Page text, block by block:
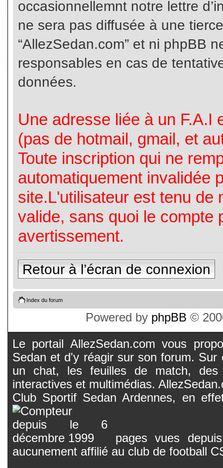
occasionnellemnt notre lettre
ne sera pas diffusée à une
“AllezSedan.com” et ni phpBB
responsables en cas de
données.
Une adresse liée à un F.A.I
(pas de hotmail, gmail, et
Toute inscription qui ne
automatiquement invalidée
site.L'utilisateur est tenu de
valide, sans quoi le compte
avertissement.
Retour à l’écran de connexion
Index du forum
Powered by phpBB ©
Le portail AllezSedan.com vous
Sedan et d'y réagir sur son forum.
un chat, les feuilles de match, des
interactives et multimédias.
Club Sportif Sedan Ardennes, en
pages vues
aucunement affilié au club de football